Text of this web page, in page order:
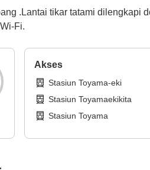
.Lantai tikar tatami dilengkapi
Fi.
Akses
Stasiun Toyama-eki
Stasiun Toyamaekikita
Stasiun Toyama